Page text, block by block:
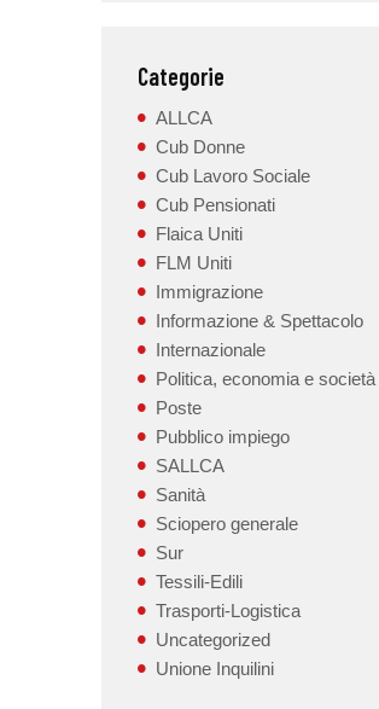
Categorie
ALLCA
Cub Donne
Cub Lavoro Sociale
Cub Pensionati
Flaica Uniti
FLM Uniti
Immigrazione
Informazione & Spettacolo
Internazionale
Politica, economia e società
Poste
Pubblico impiego
SALLCA
Sanità
Sciopero generale
Sur
Tessili-Edili
Trasporti-Logistica
Uncategorized
Unione Inquilini